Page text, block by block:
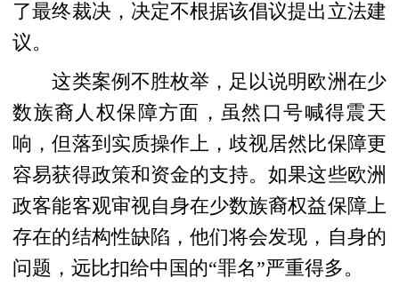
了最终裁决，决定不根据该倡议提出立法建
议。
这类案例不胜枚举，足以说明欧洲在少
数族裔人权保障方面，虽然口号喊得震天
响，但落到实质操作上，歧视居然比保障更
容易获得政策和资金的支持。如果这些欧洲
政客能客观审视自身在少数族裔权益保障上
存在的结构性缺陷，他们将会发现，自身的
问题，远比扣给中国的“罪名”严重得多。